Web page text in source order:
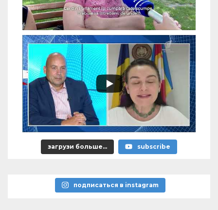
загрузи больше... subscribe
подписаться в instagram